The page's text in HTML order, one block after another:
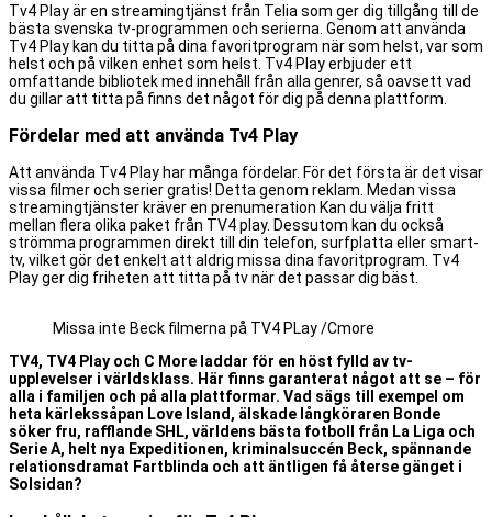
Tv4 Play är en streamingtjänst från Telia som ger dig tillgång till de
bästa svenska tv-programmen och serierna. Genom att använda
Tv4 Play kan du titta på dina favoritprogram när som helst, var som
helst och på vilken enhet som helst. Tv4 Play erbjuder ett
omfattande bibliotek med innehåll från alla genrer, så oavsett vad
du gillar att titta på finns det något för dig på denna plattform.
Fördelar med att använda Tv4 Play
Att använda Tv4 Play har många fördelar. För det första är det visar
vissa filmer och serier gratis! Detta genom reklam. Medan vissa
streamingtjänster kräver en prenumeration Kan du välja fritt
mellan flera olika paket från TV4 play. Dessutom kan du också
strömma programmen direkt till din telefon, surfplatta eller smart-
tv, vilket gör det enkelt att aldrig missa dina favoritprogram. Tv4
Play ger dig friheten att titta på tv när det passar dig bäst.
Missa inte Beck filmerna på TV4 PLay /Cmore
TV4, TV4 Play och C More laddar för en höst fylld av tv-
upplevelser i världsklass. Här finns garanterat något att se – för
alla i familjen och på alla plattformar. Vad sägs till exempel om
heta kärlekssåpan Love Island, älskade långköraren Bonde
söker fru, rafflande SHL, världens bästa fotboll från La Liga och
Serie A, helt nya Expeditionen, kriminalsuccén Beck, spännande
relationsdramat Fartblinda och att äntligen få återse gänget i
Solsidan?